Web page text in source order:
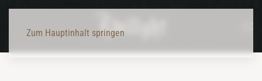
Zum Hauptinhalt springen